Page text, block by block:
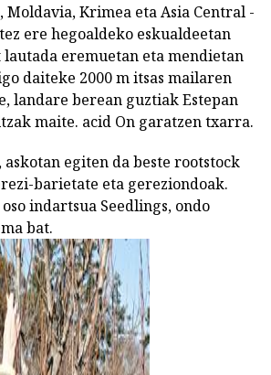
Moldavia, Krimea eta Asia Central -
ere hegoaldeko eskualdeetan
eremuetan eta mendietan
daiteke 2000 m itsas mailaren
landare berean guztiak Estepan
maite. acid On garatzen txarra.
egiten da beste rootstock
barietate eta gereziondoak.
indartsua Seedlings, ondo
bat.